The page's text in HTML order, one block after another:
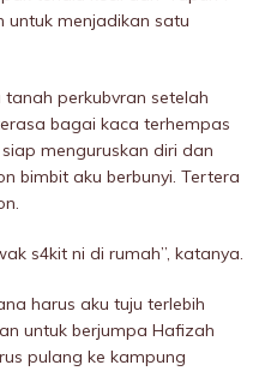
untuk menjadikan satu
perkubvran setelah
bagai kaca terhempas
menguruskan diri dan
bimbit aku berbunyi. Tertera
s4kit ni di rumah”, katanya.
harus aku tuju terlebih
untuk berjumpa Hafizah
pulang ke kampung